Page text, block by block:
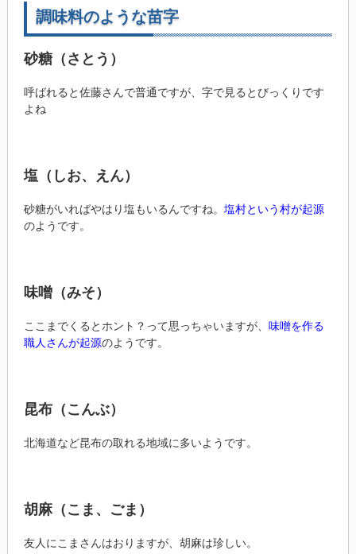
調味料のような苗字
砂糖（さとう）
呼ばれると佐藤さんで普通ですが、字で見るとびっくりです
よね
塩（しお、えん）
砂糖がいればやはり塩もいるんですね。 塩村という村が起源
のようです。
味噌（みそ）
ここまでくるとホント？って思っちゃいますが、 味噌を作る
職人さんが起源のようです。
昆布（こんぶ）
北海道など昆布の取れる地域に多いようです。
胡麻（こま、ごま）
友人にこまさんはおりますが、胡麻は珍しい。